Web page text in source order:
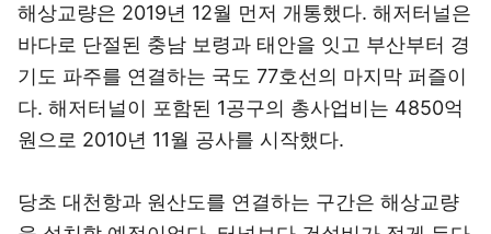
해상교량은 2019년 12월 먼저 개통했다. 해저터널은
바다로 단절된 충남 보령과 태안을 잇고 부산부터 경
기도 파주를 연결하는 국도 77호선의 마지막 퍼즐이
다. 해저터널이 포함된 1공구의 총사업비는 4850억
원으로 2010년 11월 공사를 시작했다.
당초 대천항과 원산도를 연결하는 구간은 해상교량